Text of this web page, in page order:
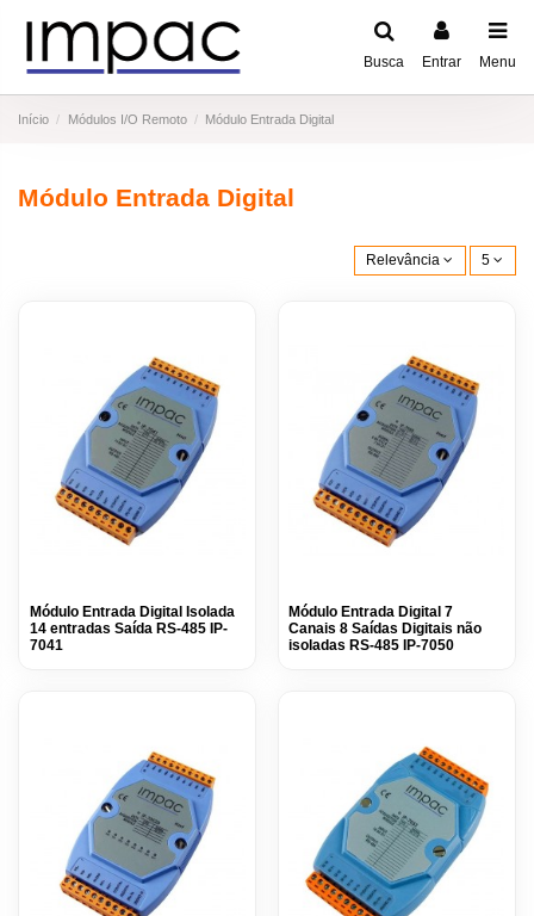
Busca Entrar Menu
Início Módulos I/O Remoto Módulo Entrada Digital
Módulo Entrada Digital
Relevância 5
Módulo Entrada Digital Isolada
14 entradas Saída RS-485 IP-
7041
Módulo Entrada Digital 7
Canais 8 Saídas Digitais não
isoladas RS-485 IP-7050